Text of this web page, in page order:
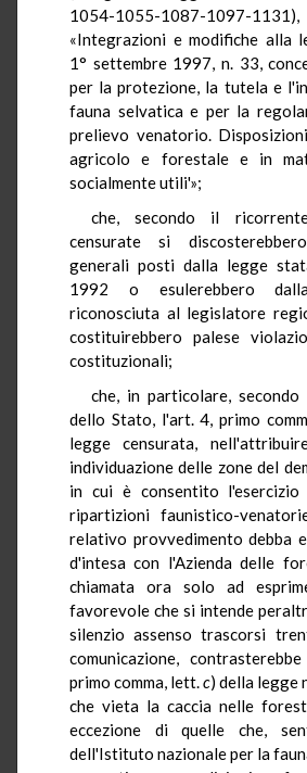
1054-1055-1087-1097-
«Integrazioni e modifiche alla
1° settembre 1997, n. 33,
per la protezione, la tutela e
fauna selvatica e per la
prelievo venatorio.
agricolo e forestale e in
socialmente utili'»;
che, secondo il
censurate si
generali posti dalla legge
1992 o esulerebbero
riconosciuta al legislatore
costituirebbero palese
costituzionali;
che, in particolare, secondo
dello Stato, l'art. 4, primo
legge censurata,
individuazione delle zone del
in cui è consentito
ripartizioni faunistico-
relativo provvedimento debba
d'intesa con l'Azienda delle
chiamata ora solo ad
favorevole che si intende
silenzio assenso trascorsi
comunicazione,
primo comma, lett.c) della legge
che vieta la caccia nelle
eccezione di quelle che,
dell'Istituto nazionale per la